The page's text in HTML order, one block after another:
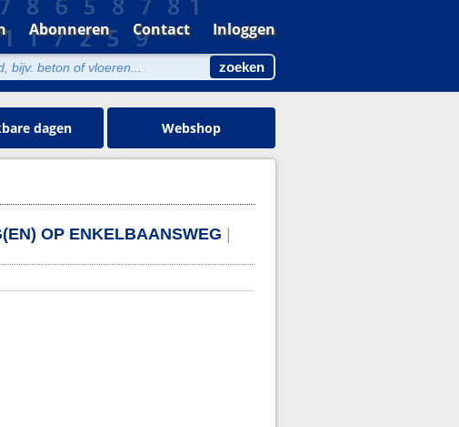
Abonneren Contact Inloggen
dagen Webshop
OP ENKELBAANSWEG